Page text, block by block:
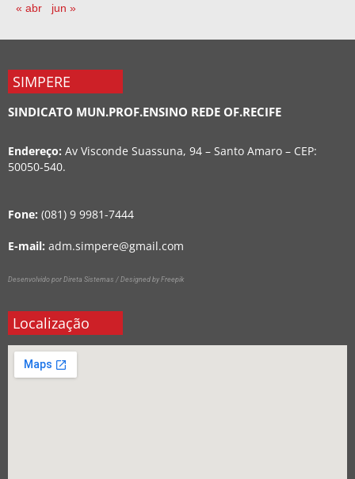
« abr
jun »
SIMPERE
SINDICATO MUN.PROF.ENSINO REDE OF.RECIFE
Endereço: Av Visconde Suassuna, 94 – Santo Amaro – CEP:
50050-540.
Fone: (081) 9 9981-7444
E-mail: adm.simpere@gmail.com
Desenvolvido por Direta Sistemas / Designed by Freepik
Localização